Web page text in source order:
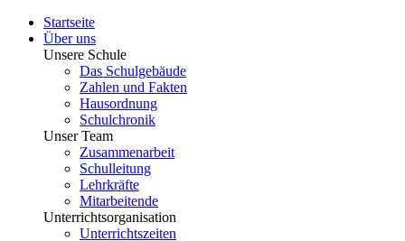
Startseite
Über uns
Unsere Schule
Das Schulgebäude
Zahlen und Fakten
Hausordnung
Schulchronik
Unser Team
Zusammenarbeit
Schulleitung
Lehrkräfte
Mitarbeitende
Unterrichtsorganisation
Unterrichtszeiten